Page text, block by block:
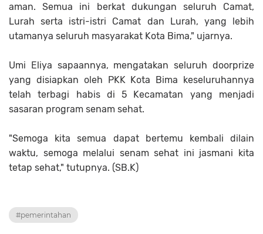
aman. Semua ini berkat dukungan seluruh Camat,
Lurah serta istri-istri Camat dan Lurah, yang lebih
utamanya seluruh masyarakat Kota Bima," ujarnya.
Umi Eliya sapaannya, mengatakan seluruh doorprize
yang disiapkan oleh PKK Kota Bima keseluruhannya
telah terbagi habis di 5 Kecamatan yang menjadi
sasaran program senam sehat.
"Semoga kita semua dapat bertemu kembali dilain
waktu, semoga melalui senam sehat ini jasmani kita
tetap sehat," tutupnya. (SB.K)
#pemerintahan